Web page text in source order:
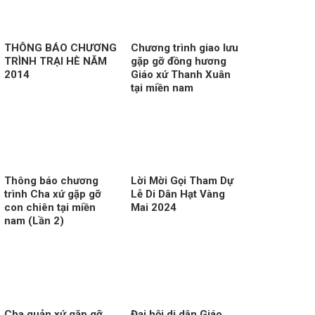
THÔNG BÁO CHƯƠNG
TRÌNH TRẠI HÈ NĂM
2014
Chương trình giao lưu
gặp gỡ đồng hương
Giáo xứ Thanh Xuân
tại miền nam
Thông báo chương
trình Cha xứ gặp gỡ
con chiên tại miền
nam (Lần 2)
Lời Mời Gọi Tham Dự
Lễ Di Dân Hạt Vàng
Mai 2024